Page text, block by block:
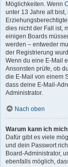
Möglichkeiten. Wenn
unter 13 Jahre alt
dies nicht der Fall ist,
einigen Boards
werden – entweder
der Registrierung
Wenn du eine E-Mail
Ansonsten prüfe, ob
die E-Mail von einem
dass deine E-Mail-
Administrator.
Nach oben
Warum kann ich
Dafür gibt es viele
und dein Passwort
Board-Administrator,
ebenfalls möglich,